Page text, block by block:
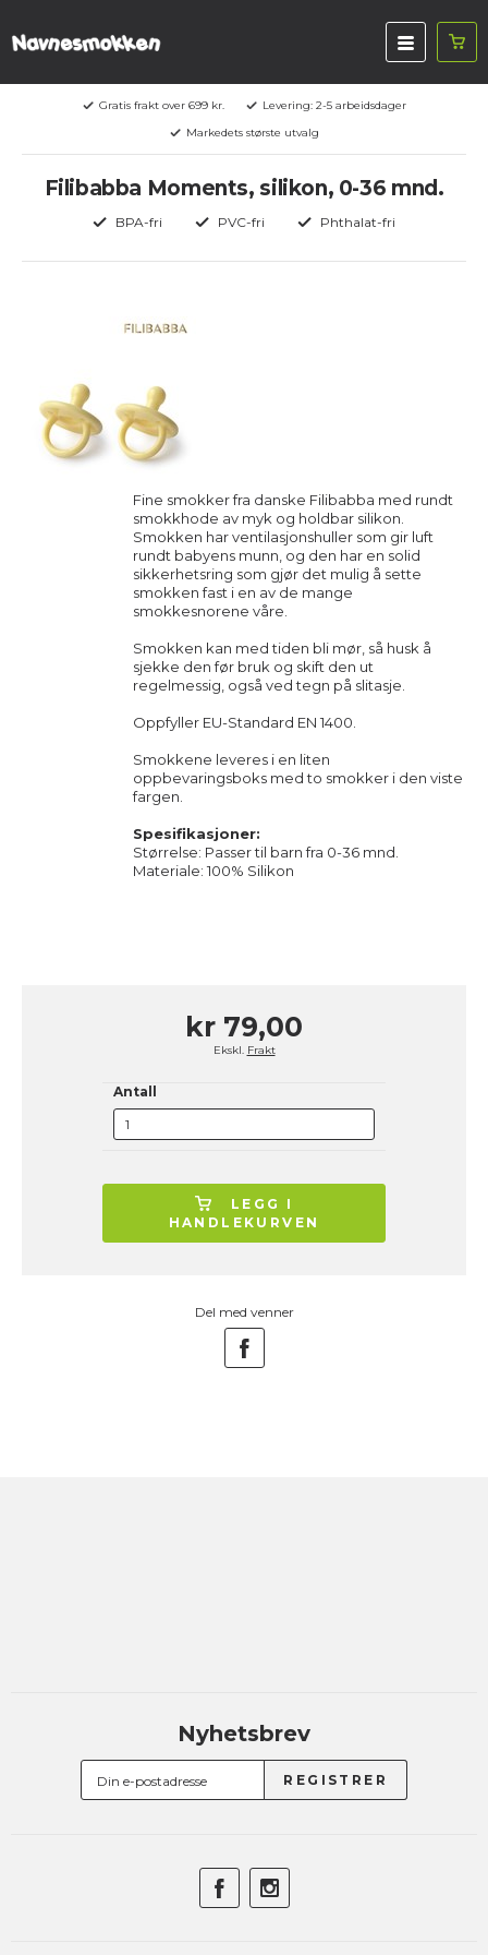
Gratis frakt over 699 kr.
Levering: 2-5 arbeidsdager
Markedets største utvalg
Filibabba Moments, silikon, 0-36 mnd.
BPA-fri PVC-fri Phthalat-fri
Fine smokker fra danske Filibabba med rundt
smokkhode av myk og holdbar silikon.
Smokken har ventilasjonshuller som gir luft
rundt babyens munn, og den har en solid
sikkerhetsring som gjør det mulig å sette
smokken fast i en av de mange
smokkesnorene våre.
Smokken kan med tiden bli mør, så husk å
sjekke den før bruk og skift den ut
regelmessig, også ved tegn på slitasje.
Oppfyller EU-Standard EN 1400.
Smokkene leveres i en liten
oppbevaringsboks med to smokker i den viste
fargen.
Spesifikasjoner:
Størrelse: Passer til barn fra 0-36 mnd.
Materiale: 100% Silikon
kr 79,00
Ekskl. Frakt
Antall
LEGG I
HANDLEKURVEN
Del med venner
Nyhetsbrev